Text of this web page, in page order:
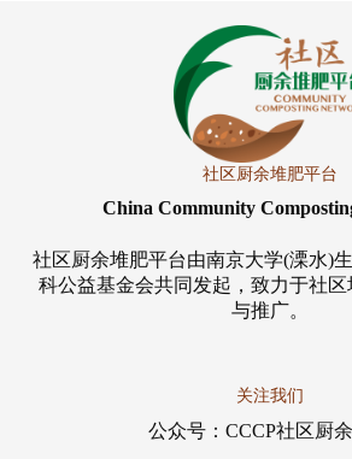
社区厨余堆肥平台
China Community
社区厨余堆肥平台由南京大学(溧水)
科公益基金会共同发起，致力于社
与推广。
关注我们
公众号：CCCP社区厨